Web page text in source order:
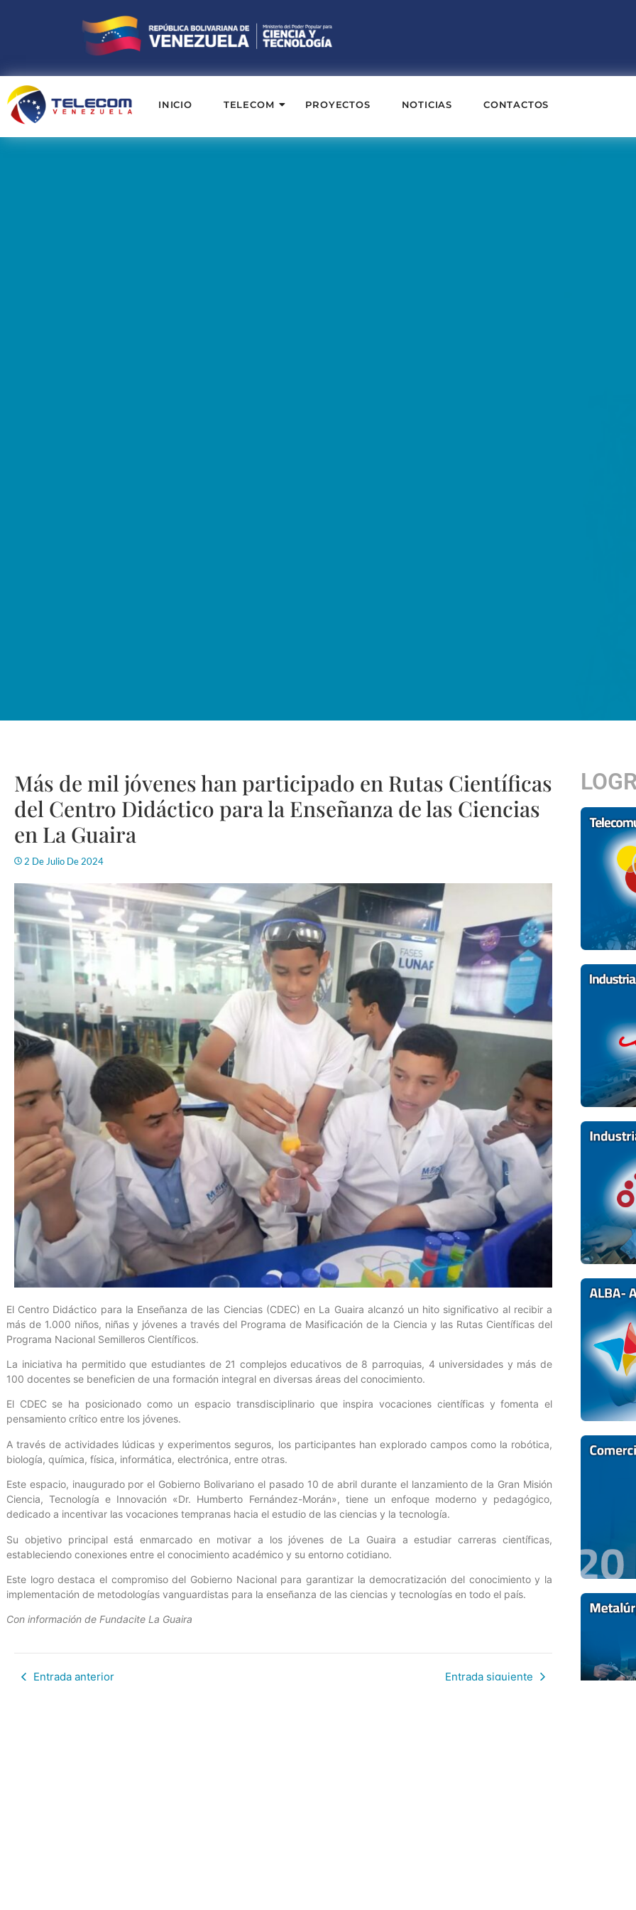
INICIO TELECOM PROYECTOS NOTICIAS CONTACTOS
Más de mil jóvenes han participado en Rutas Científicas
del Centro Didáctico para la Enseñanza de las Ciencias
en La Guaira
2 De Julio De 2024
El Centro Didáctico para la Enseñanza de las Ciencias (CDEC) en La Guaira alcanzó un hito significativo al recibir a
más de 1.000 niños, niñas y jóvenes a través del Programa de Masificación de la Ciencia y las Rutas Científicas del
Programa Nacional Semilleros Científicos.
La iniciativa ha permitido que estudiantes de 21 complejos educativos de 8 parroquias, 4 universidades y más de
100 docentes se beneficien de una formación integral en diversas áreas del conocimiento.
El CDEC se ha posicionado como un espacio transdisciplinario que inspira vocaciones científicas y fomenta el
pensamiento crítico entre los jóvenes.
A través de actividades lúdicas y experimentos seguros, los participantes han explorado campos como la robótica,
biología, química, física, informática, electrónica, entre otras.
Este espacio, inaugurado por el Gobierno Bolivariano el pasado 10 de abril durante el lanzamiento de la Gran Misión
Ciencia, Tecnología e Innovación «Dr. Humberto Fernández-Morán», tiene un enfoque moderno y pedagógico,
dedicado a incentivar las vocaciones tempranas hacia el estudio de las ciencias y la tecnología.
Su objetivo principal está enmarcado en motivar a los jóvenes de La Guaira a estudiar carreras científicas,
estableciendo conexiones entre el conocimiento académico y su entorno cotidiano.
Este logro destaca el compromiso del Gobierno Nacional para garantizar la democratización del conocimiento y la
implementación de metodologías vanguardistas para la enseñanza de las ciencias y tecnologías en todo el país.
Con información de Fundacite La Guaira
Entrada anterior Entrada siguiente